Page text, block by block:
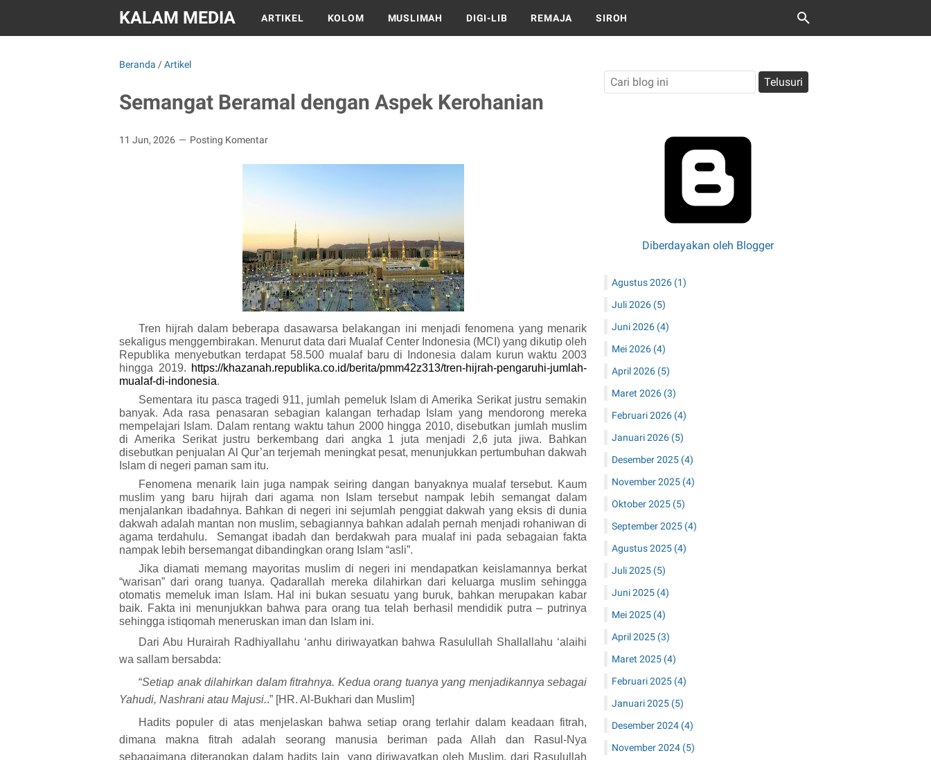
KALAM MEDIA ARTIKEL KOLOM MUSLIMAH DIGI-LIB REMAJA SIROH
Beranda /Artikel
Semangat Beramal dengan Aspek Kerohanian
11 Jun, 2026 Posting Komentar
Tren hijrah dalam beberapa dasawarsa belakangan ini menjadi fenomena yang menarik
sekaligus menggembirakan. Menurut data dari Mualaf Center Indonesia (MCI) yang dikutip oleh
Republika menyebutkan terdapat 58.500 mualaf baru di Indonesia dalam kurun waktu 2003
hingga 2019. https://khazanah.republika.co.id/berita/pmm42z313/tren-hijrah-pengaruhi-jumlah-
mualaf-di-indonesia.
Sementara itu pasca tragedi 911, jumlah pemeluk slam di Amerika Serikat justru semakin
banyak. Ada rasa penasaran sebagian kalangan terhadap
Islam yang mendorong mereka
mempelajari Islam. Dalam rentang waktu tahun 2000 hingga 2010, disebutkan jumlah muslim
di Amerika Serikat justru berkembang dari angka 1 juta menjadi 2,6 juta jiwa. Bahkan
disebutkan penjualanA Qur’an terjemah meningkat pesat, menunjukkan pertumbuhan dakwah
Islam di negeri paman sam itu.
Fenomena menarik lain juga nampak seiring dangan banyaknya mualaf tersebut. Kaum
muslim yang baru hijrah dari agama non
slam tersebut nampak lebih semangat dalam
menjalankan ibadahnya. Bahkan di negeri ini sejumlah penggiat dakwah yang eksis di dunia
dakwah adalah mantan non muslim, sebagiannya bahkan adalah pernah menjadi rohaniwan di
agama terdahulu. Semangat ibadah dan berdakwah para mualaf ini pada sebagaian fakta
nampak lebih bersemangat dibandingkan orang slam “asli”.
Jika diamati memang mayoritas muslim di negeri ini mendapatkan keislamannya berkat
“warisan” dari orang tuanya. Qadarallah mereka dilahirkan dari keluarga muslim sehingga
otomatis memeluk iman Islam. Hal ini bukan sesuatu yang buruk, bahkan merupakan kabar
baik. Fakta ini menunjukkan bahwa para orang tua telah berhasil mendidik putra – putrinya
sehingga istiqomah meneruskan iman dan Islam ini.
Dari Abu Hurairah Radhiyallahu ‘anhu diriwayatkan bahwa Rasulullah Shallallahu ‘alaihi
wa sallam bersabda:
“Setiap anak dilahirkan dalam fitrahnya. Kedua orang tuanya yang menjadikannya sebagai
Yahudi, Nashrani atau Majusi..” [HR. Al-Bukhari dan Muslim]
Hadits populer di atas menjelaskan bahwa setiap orang terlahir dalam keadaan fitrah,
dimana makna fitrah adalah seorang manusia beriman pada Allah dan Rasul -Nya
sebagaimana diterangkan dalam hadits lain yang diriwayatkan oleh Muslim, dari Rasulullah
Diberdayakan oleh Blogger
Agustus 2026 (1)
Juli 2026 (5)
Juni 2026 (4)
Mei 2026 (4)
April 2026 (5)
Maret 2026 (3)
Februari 2026 (4)
Januari 2026 (5)
Desember 2025 (4)
November 2025 (4)
Oktober 2025 (5)
September 2025 (4)
Agustus 2025 (4)
Juli 2025 (5)
Juni 2025 (4)
Mei 2025 (4)
April 2025 (3)
Maret 2025 (4)
Februari 2025 (4)
Januari 2025 (5)
Desember 2024 (4)
November 2024 (5)